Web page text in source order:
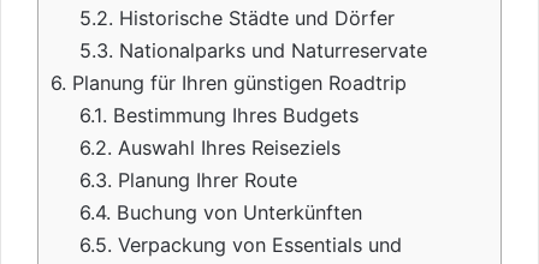
5.2. Historische Städte und Dörfer
5.3. Nationalparks und Naturreservate
6. Planung für Ihren günstigen Roadtrip
6.1. Bestimmung Ihres Budgets
6.2. Auswahl Ihres Reiseziels
6.3. Planung Ihrer Route
6.4. Buchung von Unterkünften
6.5. Verpackung von Essentials und